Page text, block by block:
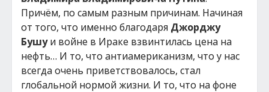
Причём, по самым разным причинам. Начиная
от того, что именно благодаря Джорджу
Бушуи войне в Ираке взвинтилась цена на
нефть… И то, что антиамериканизм, что у нас
всегда очень приветствовалось, стал
глобальной нормой жизни. И то, что на фоне